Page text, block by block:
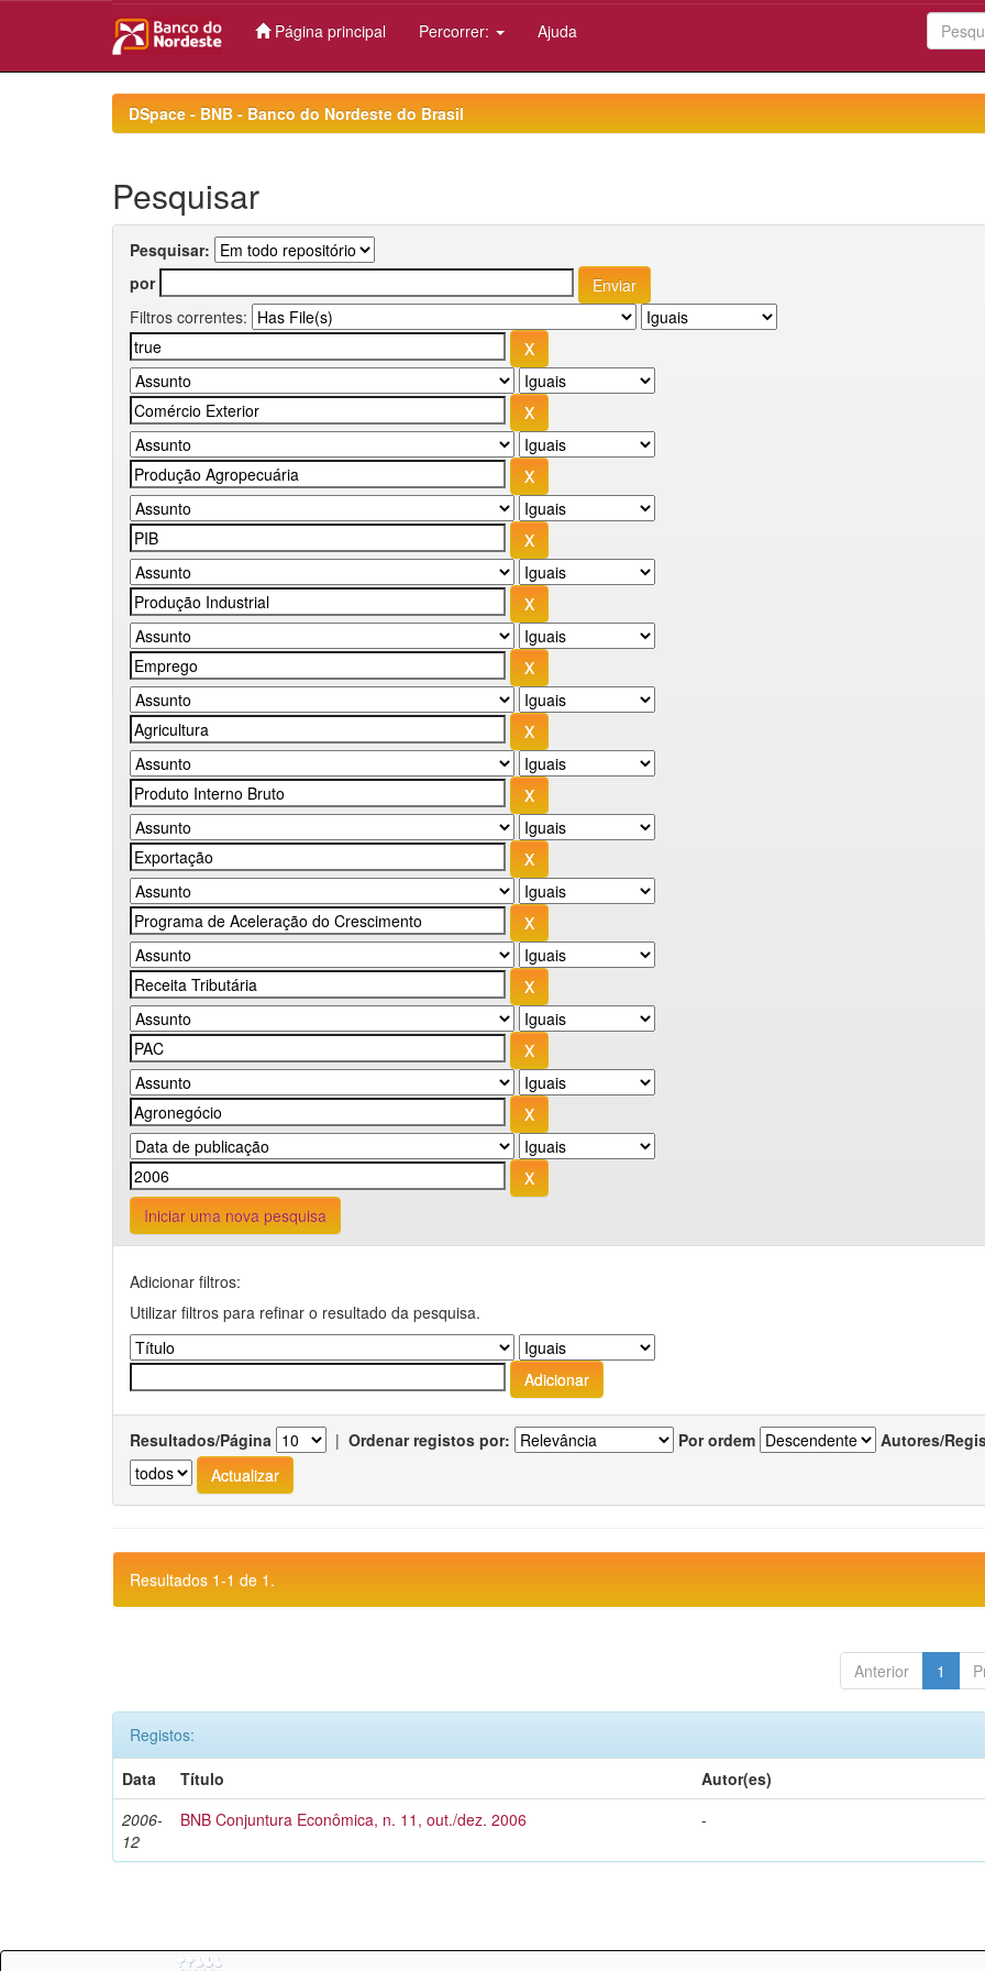
Página principal Percorrer: Ajuda
DSpace - BNB - Banco do Nordeste do Brasil
Pesquisar
Pesquisar:
por
Filtros correntes:
Iniciar uma nova pesquisa
Adicionar filtros:
Utilizar filtros para refinar o resultado da pesquisa.
Resultados/Página | Ordenar registos por: Por ordem Autores/
Resultados 1-1 de 1.
Anterior 1
Registos:
Data
Título
Autor(es)
2006-
12
BNB Conjuntura Econômica, n. 11, out./dez. 2006 -